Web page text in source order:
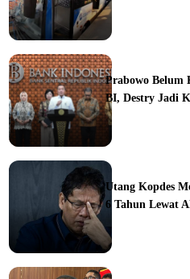
Prabowo Belum
BI, Destry Jadi
Utang Kopdes
6 Tahun Lewat